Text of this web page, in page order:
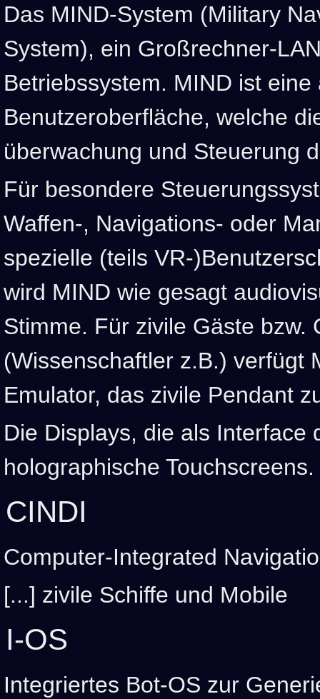
Das MIND-System (Military
System), ein Großrechner-
Betriebssystem. MIND ist eine
Benutzeroberfläche, welche
überwachung und Steuerung
Für besondere
Waffen-, Navigations- oder
spezielle (teils VR-
wird MIND wie gesagt
Stimme. Für zivile Gäste bzw.
(Wissenschaftler z.B.) verfügt
Emulator, das zivile Pendant
Die Displays, die als Interface
holographische Touchscreens.
CINDI
Computer-Integrated
[...] zivile Schiffe und Mobile
I-OS
Integriertes Bot-OS zur